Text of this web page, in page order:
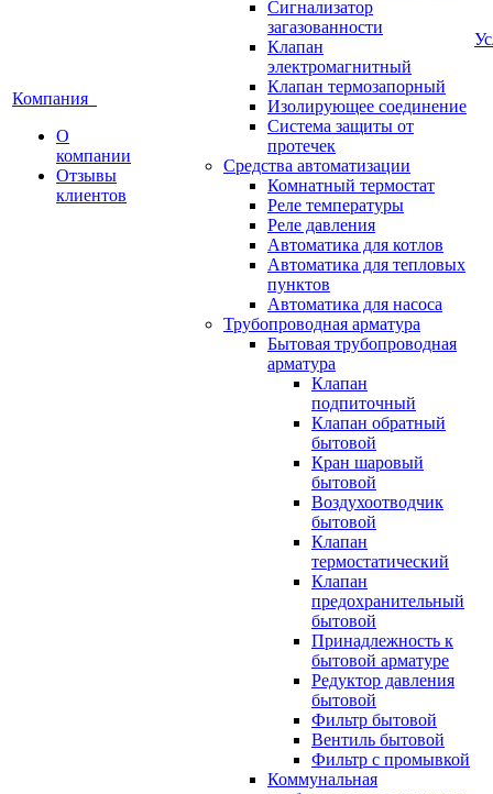
Компания
О
компании
Отзывы
клиентов
Сигнализатор
загазованности
Клапан
электромагнитный
Клапан термозапорный
Изолирующее соединение
Система защиты от
протечек
Средства автоматизации
Комнатный термостат
Реле температуры
Реле давления
Автоматика для котлов
Автоматика для тепловых
пунктов
Автоматика для насоса
Трубопроводная арматура
Бытовая трубопроводная
арматура
Клапан
подпиточный
Клапан обратный
бытовой
Кран шаровый
бытовой
Воздухоотводчик
бытовой
Клапан
термостатический
Клапан
предохранительный
бытовой
Принадлежность к
бытовой арматуре
Редуктор давления
бытовой
Фильтр бытовой
Вентиль бытовой
Фильтр с промывкой
Коммунальная